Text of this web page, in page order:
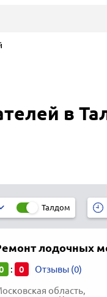
в
Талдом
лодочных
: 0 Отзывы (0)
область,